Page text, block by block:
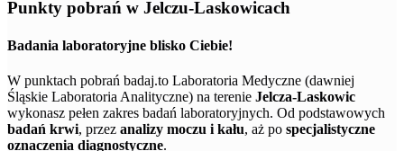
Punkty pobrań w Jelczu-Laskowicach
Badania laboratoryjne blisko Ciebie!
W punktach pobrań badaj.to Laboratoria Medyczne (dawniej
Śląskie Laboratoria Analityczne) na terenie Jelcza-Laskowic
wykonasz pełen zakres badań laboratoryjnych. Od podstawowych
badań krwi, przez analizy moczu i kału, aż po specjalistyczne
oznaczenia diagnostyczne.